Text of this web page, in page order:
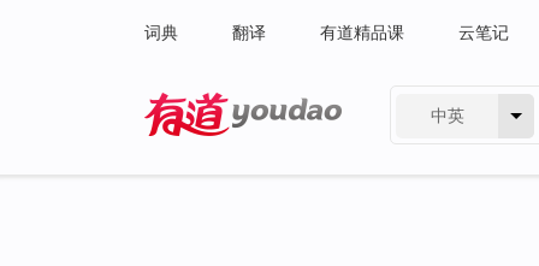
词典 翻译 有道精品课 云笔记
中英